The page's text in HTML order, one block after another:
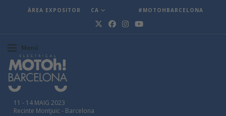
CA
ÀREA EXPOSITOR #MOTOHBARCELONA
Menú
11 - 14 MAIG 2023
Recinte Montjuïc - Barcelona